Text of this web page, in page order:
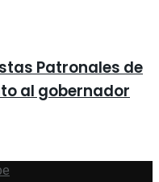
Patronales de
al gobernador